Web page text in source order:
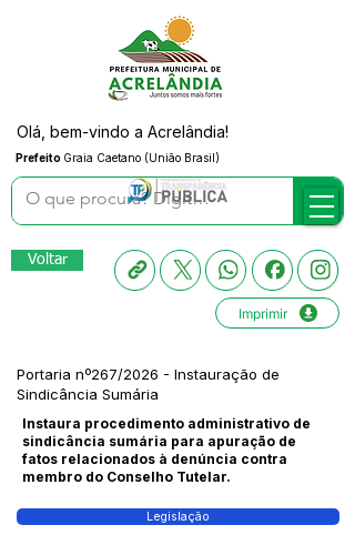
Prefeito Graia Caetano (União Brasil)
Olá, bem-vindo a Acrelândia!
Voltar
Imprimir
Portaria nº267/2026 - Instauração de
Sindicância Sumária
Instaura procedimento administrativo de
sindicância sumária para apuração de
fatos relacionados à denúncia contra
membro do Conselho Tutelar.
Legislação